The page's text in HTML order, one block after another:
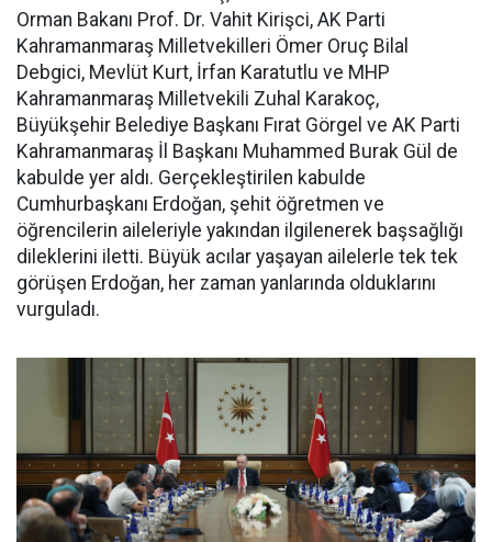
Orman Bakanı Prof. Dr. Vahit Kirişci, AK Parti
Kahramanmaraş Milletvekilleri Ömer Oruç Bilal
Debgici, Mevlüt Kurt, İrfan Karatutlu ve MHP
Kahramanmaraş Milletvekili Zuhal Karakoç,
Büyükşehir Belediye Başkanı Fırat Görgel ve AK Parti
Kahramanmaraş İl Başkanı Muhammed Burak Gül de
kabulde yer aldı. Gerçekleştirilen kabulde
Cumhurbaşkanı Erdoğan, şehit öğretmen ve
öğrencilerin aileleriyle yakından ilgilenerek başsağlığı
dileklerini iletti. Büyük acılar yaşayan ailelerle tek tek
görüşen Erdoğan, her zaman yanlarında olduklarını
vurguladı.